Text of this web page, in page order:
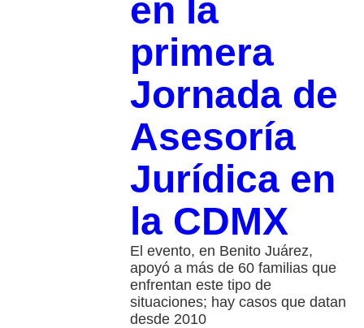
en la
primera
Jornada de
Asesoría
Jurídica en
la CDMX
El evento, en Benito Juárez,
apoyó a más de 60 familias que
enfrentan este tipo de
situaciones; hay casos que datan
desde 2010